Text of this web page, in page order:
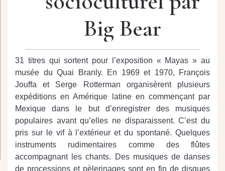
Big Bear
31 titres qui sortent pour l’exposition « Mayas » au
musée du Quai Branly. En 1969 et 1970, François
Jouffa et Serge Rotterman organisèrent plusieurs
expéditions en Amérique latine en commençant par
Mexique dans le but d’enregistrer des musiques
populaires avant qu’elles ne disparaissent. C’est du
pris sur le vif à l’extérieur et du spontané. Quelques
instruments rudimentaires comme des flûtes
accompagnant les chants. Des musiques de danses
de processions et pèlerinages sont en fin de disques